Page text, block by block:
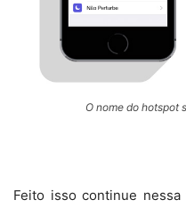
O nome do hotspot
Feito isso continue